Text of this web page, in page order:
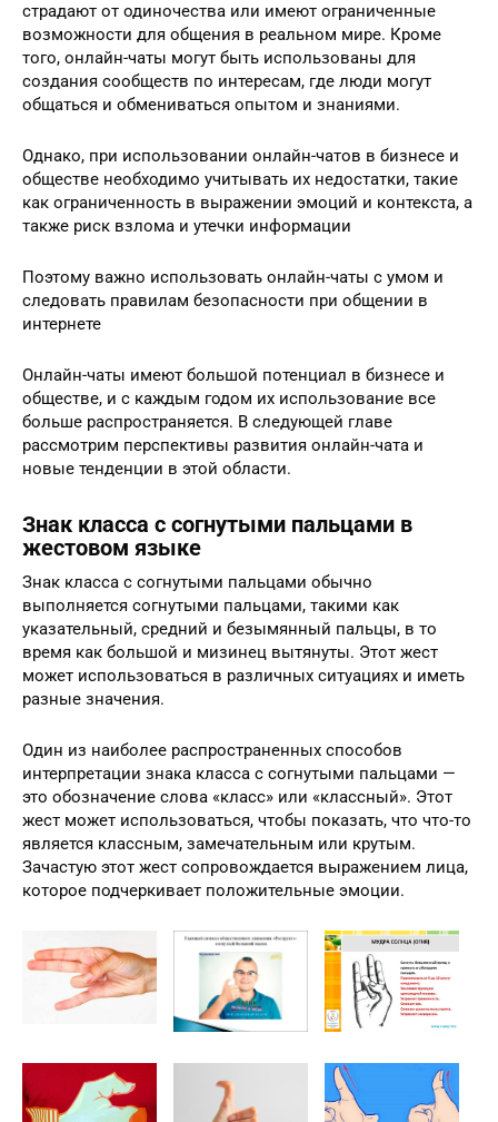
страдают от одиночества или имеют ограниченные
возможности для общения в реальном мире. Кроме
того, онлайн-чаты могут быть использованы для
создания сообществ по интересам, где люди могут
общаться и обмениваться опытом и знаниями.
Однако, при использовании онлайн-чатов в бизнесе и
обществе необходимо учитывать их недостатки, такие
как ограниченность в выражении эмоций и контекста, а
также риск взлома и утечки информации
Поэтому важно использовать онлайн-чаты с умом и
следовать правилам безопасности при общении в
интернете
Онлайн-чаты имеют большой потенциал в бизнесе и
обществе, и с каждым годом их использование все
больше распространяется. В следующей главе
рассмотрим перспективы развития онлайн-чата и
новые тенденции в этой области.
Знак класса с согнутыми пальцами в
жестовом языке
Знак класса с согнутыми пальцами обычно
выполняется согнутыми пальцами, такими как
указательный, средний и безымянный пальцы, в то
время как большой и мизинец вытянуты. Этот жест
может использоваться в различных ситуациях и иметь
разные значения.
Один из наиболее распространенных способов
интерпретации знака класса с согнутыми пальцами —
это обозначение слова «класс» или «классный». Этот
жест может использоваться, чтобы показать, что что-то
является классным, замечательным или крутым.
Зачастую этот жест сопровождается выражением лица,
которое подчеркивает положительные эмоции.